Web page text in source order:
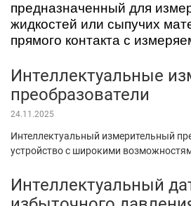
предназначенный для
жидкостей или сыпучих
прямого контакта с
Интеллектуальные
преобразователи
24.11.2025
Интеллектуальный измерительный
устройство с широкими
Интеллектуальный